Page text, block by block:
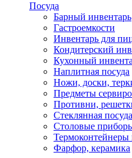
Посуда
Барный инвентарь
Гастроемкости
Инвентарь для
Кондитерский
Кухонный
Наплитная посуда
Ножи, доски,
Предметы
Противни,
Стеклянная посуда
Столовые
Термоконтейнеры
Фарфор, керамика